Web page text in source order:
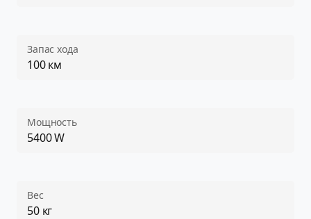
Запас хода
100 км
Мощность
5400 W
Вес
50 кг